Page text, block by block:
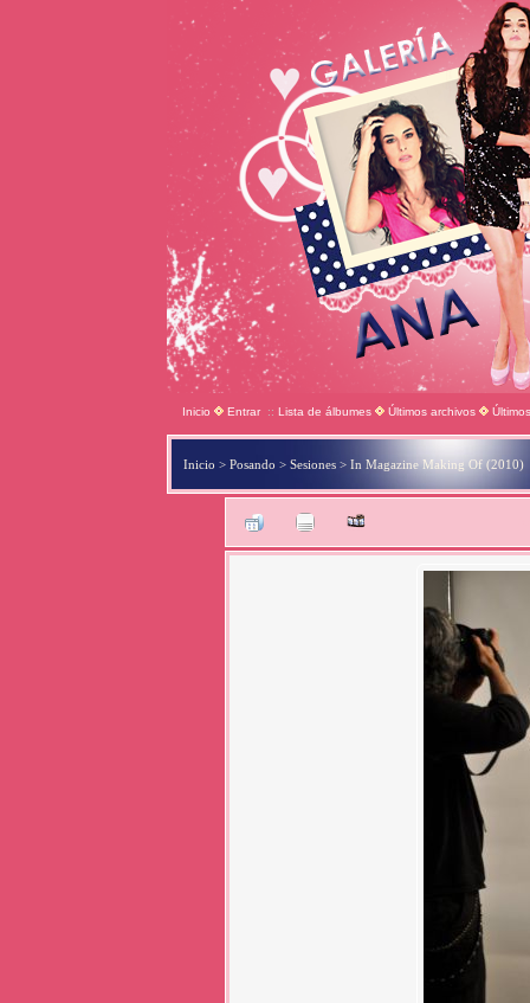
Inicio Entrar :: Lista de álbumes Últimos archivos
Inicio > Posando > Sesiones > In Magazine Making Of (2010)